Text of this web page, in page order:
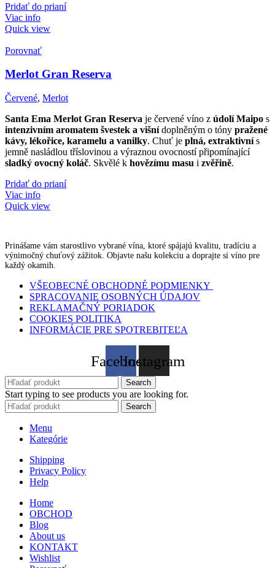
Pridať do prianí
Viac info
Quick view
Porovnať
Merlot Gran Reserva
Červené, Merlot
Santa Ema Merlot Gran Reserva je červené víno z údolí Maipo s
intenzivním aromatem švestek a višnídoplněným o tóny pražené
kávy, lékořice, karamelu a vanilky. Chuť je plná, extraktivnís
jemně nasládlou tříslovinou a výraznou ovocností připomínající
sladký ovocný koláč. Skvělé k hovězímu masu i zvěřině.
Pridať do prianí
Viac info
Quick view
Prinášame vám starostlivo vybrané vína, ktoré spájajú kvalitu, tradíciu a
výnimočný chuťový zážitok. Objavte našu kolekciu a doprajte si víno pre
každý okamih.
VŠEOBECNÉ OBCHODNÉ PODMIENKY
SPRACOVANIE OSOBNÝCH ÚDAJOV
REKLAMAČNÝ PORIADOK
COOKIES POLITIKA
INFORMÁCIE PRE SPOTREBITEĽA
FacebookInstagram
Search
Start typing to see products you are looking for.
Search
Menu
Kategórie
Shipping
Privacy Policy
Help
Home
OBCHOD
Blog
About us
KONTAKT
Wishlist